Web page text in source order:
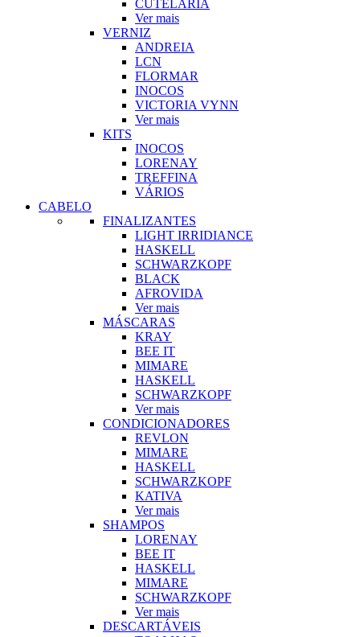
CUTELARIA
Ver mais
VERNIZ
ANDREIA
LCN
FLORMAR
INOCOS
VICTORIA VYNN
Ver mais
KITS
INOCOS
LORENAY
TREFFINA
VÁRIOS
CABELO
FINALIZANTES
LIGHT IRRIDIANCE
HASKELL
SCHWARZKOPF
BLACK
AFROVIDA
Ver mais
MÁSCARAS
KRAY
BEE IT
MIMARE
HASKELL
SCHWARZKOPF
Ver mais
CONDICIONADORES
REVLON
MIMARE
HASKELL
SCHWARZKOPF
KATIVA
Ver mais
SHAMPOS
LORENAY
BEE IT
HASKELL
MIMARE
SCHWARZKOPF
Ver mais
DESCARTÁVEIS